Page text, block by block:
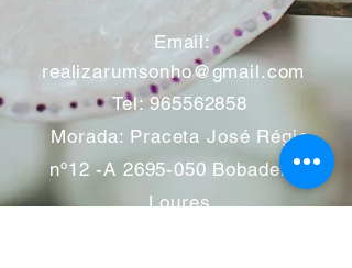
Email:
realizarumsonho@gmail.com
Tel:965562858
Morada: Praceta José Régio
nº12 -A 2695-050 Bobadela -
Loures